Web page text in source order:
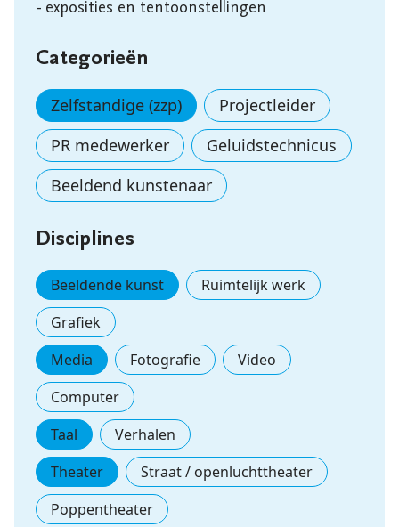
- exposities en tentoonstellingen
Categorieën
Zelfstandige (zzp)
Projectleider
PR medewerker
Geluidstechnicus
Beeldend kunstenaar
Disciplines
Beeldende kunst
Ruimtelijk werk
Grafiek
Media
Fotografie
Video
Computer
Taal
Verhalen
Theater
Straat / openluchttheater
Poppentheater